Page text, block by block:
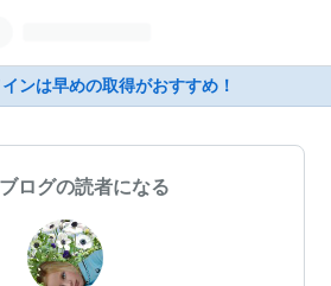
ンは早めの取得がおすすめ！
ログの読者になる